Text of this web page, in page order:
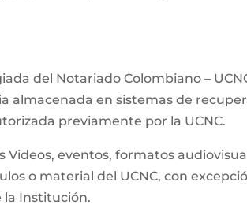
del Notariado Colombiano –
en sistemas de
previamente por la UCNC.
eventos, formatos
o material del UCNC, con
la Institución.